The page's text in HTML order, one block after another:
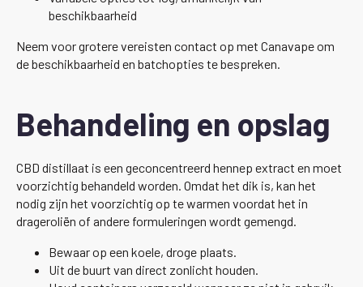
beschikbaarheid
Neem voor grotere vereisten contact op met Canavape om
de beschikbaarheid en batchopties te bespreken.
Behandeling en opslag
CBD distillaat is een geconcentreerd hennep extract en moet
voorzichtig behandeld worden. Omdat het dik is, kan het
nodig zijn het voorzichtig op te warmen voordat het in
drageroliën of andere formuleringen wordt gemengd.
Bewaar op een koele, droge plaats.
Uit de buurt van direct zonlicht houden.